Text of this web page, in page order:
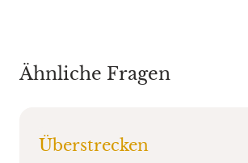
Ähnliche Fragen
Überstrecken